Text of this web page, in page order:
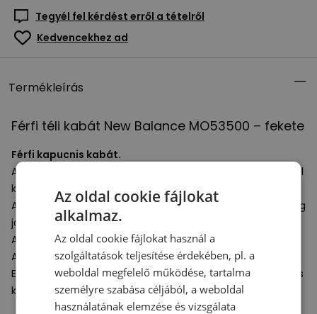
Tegyél fel kérdést erről a tételről
Kedvencekhez ad
Termékleírás
Férfi téli kabát New Balance MO53500 – fekete
Férfi kapucnis kabát.
A ruhadarab kiváló minőségű újrahasznosított poliészterből
készült.
Az ujjak rugalmas mandzsettával vannak ellátva, hogy még
jobban védjenek a hideg ellen.
A kabát kétirányú cipzárral záródik.
Az elejét egy kis NB logó díszíti.
Ez a
férfi kapucnis kabátideális hideg napokra, és érdekes
kombinációt alkot aférfi cipőkkel.
Az oldal cookie fájlokat
alkalmaz.
Az oldal cookie fájlokat használ a
szolgáltatások teljesítése érdekében, pl. a
weboldal megfelelő működése, tartalma
személyre szabása céljából, a weboldal
használatának elemzése és vizsgálata